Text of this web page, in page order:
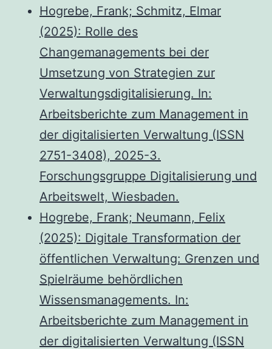
Hogrebe, Frank; Schmitz, Elmar
(2025): Rolle des
Changemanagements bei der
Umsetzung von Strategien zur
Verwaltungsdigitalisierung. In:
Arbeitsberichte zum Management in
der digitalisierten Verwaltung (ISSN
2751-3408), 2025-3.
Forschungsgruppe Digitalisierung und
Arbeitswelt, Wiesbaden.
Hogrebe, Frank; Neumann, Felix
(2025): Digitale Transformation der
öffentlichen Verwaltung: Grenzen und
Spielräume behördlichen
Wissensmanagements. In:
Arbeitsberichte zum Management in
der digitalisierten Verwaltung (ISSN